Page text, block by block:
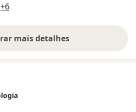
+6a11y_sr_more_diseases
mais detalhes
sobre a experiência